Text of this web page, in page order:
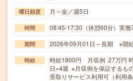
曜日頻度 月～金／週5日
時間 08:45-17:30（休憩60分）実働
期間 2026年09月01日～長期 ※開
時給
時給1800円 月収例 27万円
日×4週 ※月収例を保証するも
受取りサービス利用可（利用条